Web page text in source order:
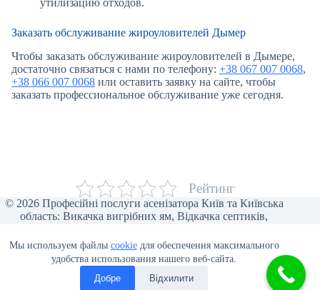
Мы используем файлы cookieдля обеспечения максимального
удобства использования нашего веб-сайта.
Добре
Відхилити
утилизацию отходов.
Заказать обслуживание жироуловителей Дымер
Чтобы заказать обслуживание жироуловителей в Дымере,
достаточно связаться с нами по телефону: +38 067 007 0068,
+38 066 007 0068 или оставить заявку на сайте, чтобы
заказать профессиональное обслуживание уже сегодня.
Рейтинг
© 2026 Професійні послуги асенізатора Київ та Київська
область: Викачка вигрібних ям, Відкачка септиків,
Асенізаторські послуги для бізнесу, Викачка ілу та піску,
Відеоінспекція труб, Мулосос, Чистка ям від мулу.